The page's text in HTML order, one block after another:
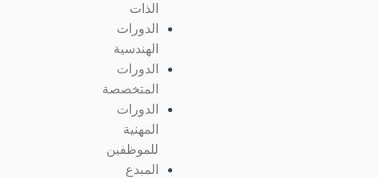
الذات
الدورات
الهندسية
الدورات
المتخصصة
الدورات
المهنية
للموظفين
المبدع